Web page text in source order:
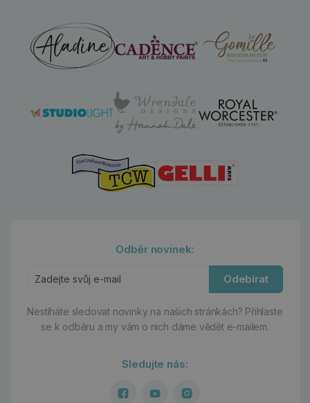
Odběr novinek:
Odebírat
Nestíháte sledovat novinky na našich stránkách? Přihlaste
se k odběru a my vám o nich dáme vědět e-mailem.
Sledujte nás: